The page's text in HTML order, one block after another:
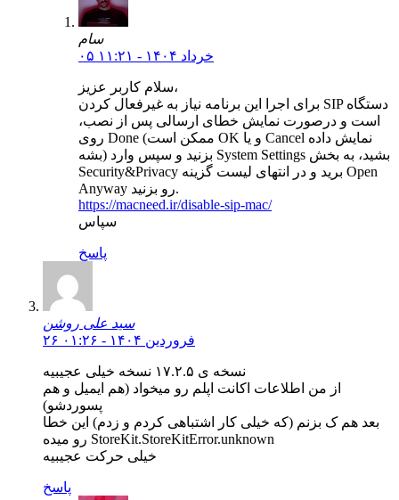
سام
۰۵ خرداد ۱۴۰۴ - ۱۱:۲۱
سلام کاربر عزیز،
برای اجرا این برنامه نیاز به غیرفعال کردن SIP دستگاه
است و درصورت نمایش خطای ارسالی پس از نصب،
روی Done (ممکن است OK و یا Cancel نمایش داده
بشه) بزنید و سپس وارد System Settings بشید، به بخش
Security&Privacy برید و در انتهای لیست گزینه Open
Anyway رو بزنید.
https://macneed.ir/disable-sip-mac/
سپاس
پاسخ
سید علی روشن
۲۶ فروردین ۱۴۰۴ - ۰۱:۲۶
نسخه ی ۱۷.۲.۵ نسخه خیلی عجیبیه
از من اطلاعات اکانت اپلم رو میخواد (هم ایمیل و هم
پسوردشو)
بعد هم ک بزنم (که خیلی کار اشتباهی کردم و زدم) این خطا
رو میده StoreKit.StoreKitError.unknown
خیلی حرکت عجیبیه
پاسخ